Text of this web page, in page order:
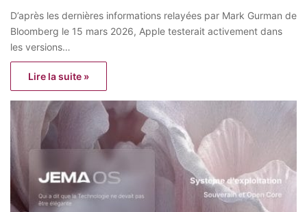
D’après les dernières informations relayées par Mark Gurman de
Bloomberg le 15 mars 2026, Apple testerait activement dans
les versions…
Lire la suite »